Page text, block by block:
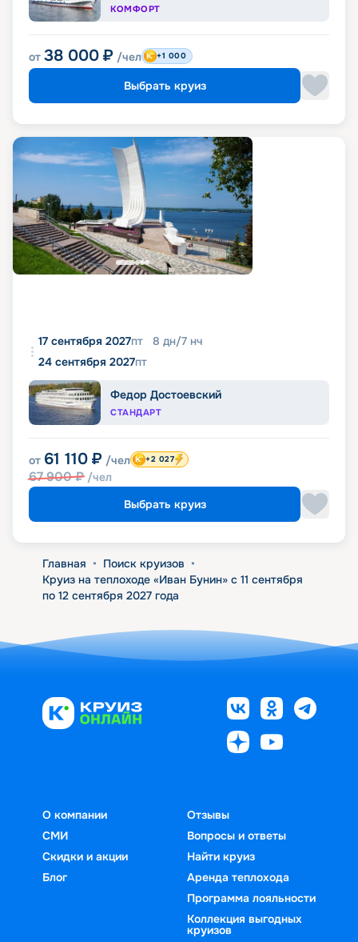
КОМФОРТ
от 38 000 ₽ /чел +1 000
Выбрать круиз
17 сентября 2027пт 8 дн/7 нч
24 сентября 2027пт
Федор Достоевский
СТАНДАРТ
от 61 110 ₽ /чел
67 900₽ /чел
+2 027
Выбрать круиз
Главная • Поиск круизов •
Круиз на теплоходе «Иван Бунин» с 11 сентября
по 12 сентября 2027 года
О компании
СМИ
Скидки и акции
Блог
Отзывы
Вопросы и ответы
Найти круиз
Аренда теплохода
Программа лояльности
Коллекция выгодных
круизов